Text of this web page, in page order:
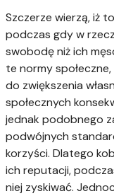
Szczerze wierzą, iż
podczas gdy w
swobodę niż ich
te normy
do zwiększenia
społecznych
jednak podobnego
podwójnych
korzyści. Dlatego
ich reputacji,
niej zyskiwać.